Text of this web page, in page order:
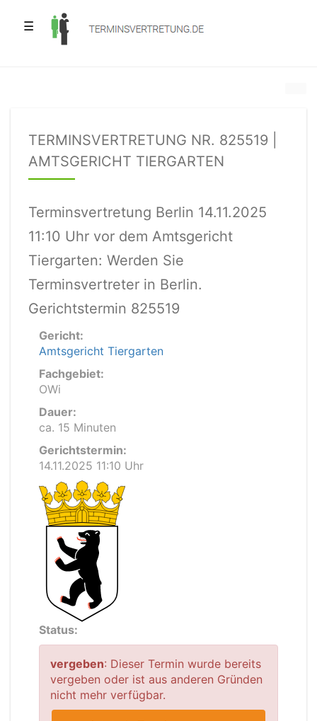
☰
TERMINSVERTRETUNG NR. 825519 |
AMTSGERICHT TIERGARTEN
Terminsvertretung Berlin 14.11.2025
11:10 Uhr vor dem Amtsgericht
Tiergarten: Werden Sie
Terminsvertreter in Berlin.
Gerichtstermin 825519
Gericht:
Amtsgericht Tiergarten
Fachgebiet:
OWi
Dauer:
ca. 15 Minuten
Gerichtstermin:
14.11.2025 11:10 Uhr
Status:
vergeben: Dieser Termin wurde bereits
vergeben oder ist aus anderen Gründen
nicht mehr verfügbar.